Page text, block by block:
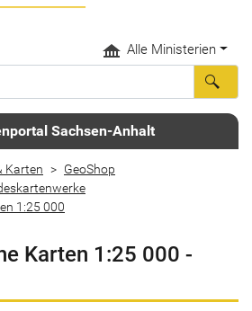
Alle Ministerien
Sachsen-Anhalt
Karten
GeoShop
1:25 000
Karten 1:25 000 -